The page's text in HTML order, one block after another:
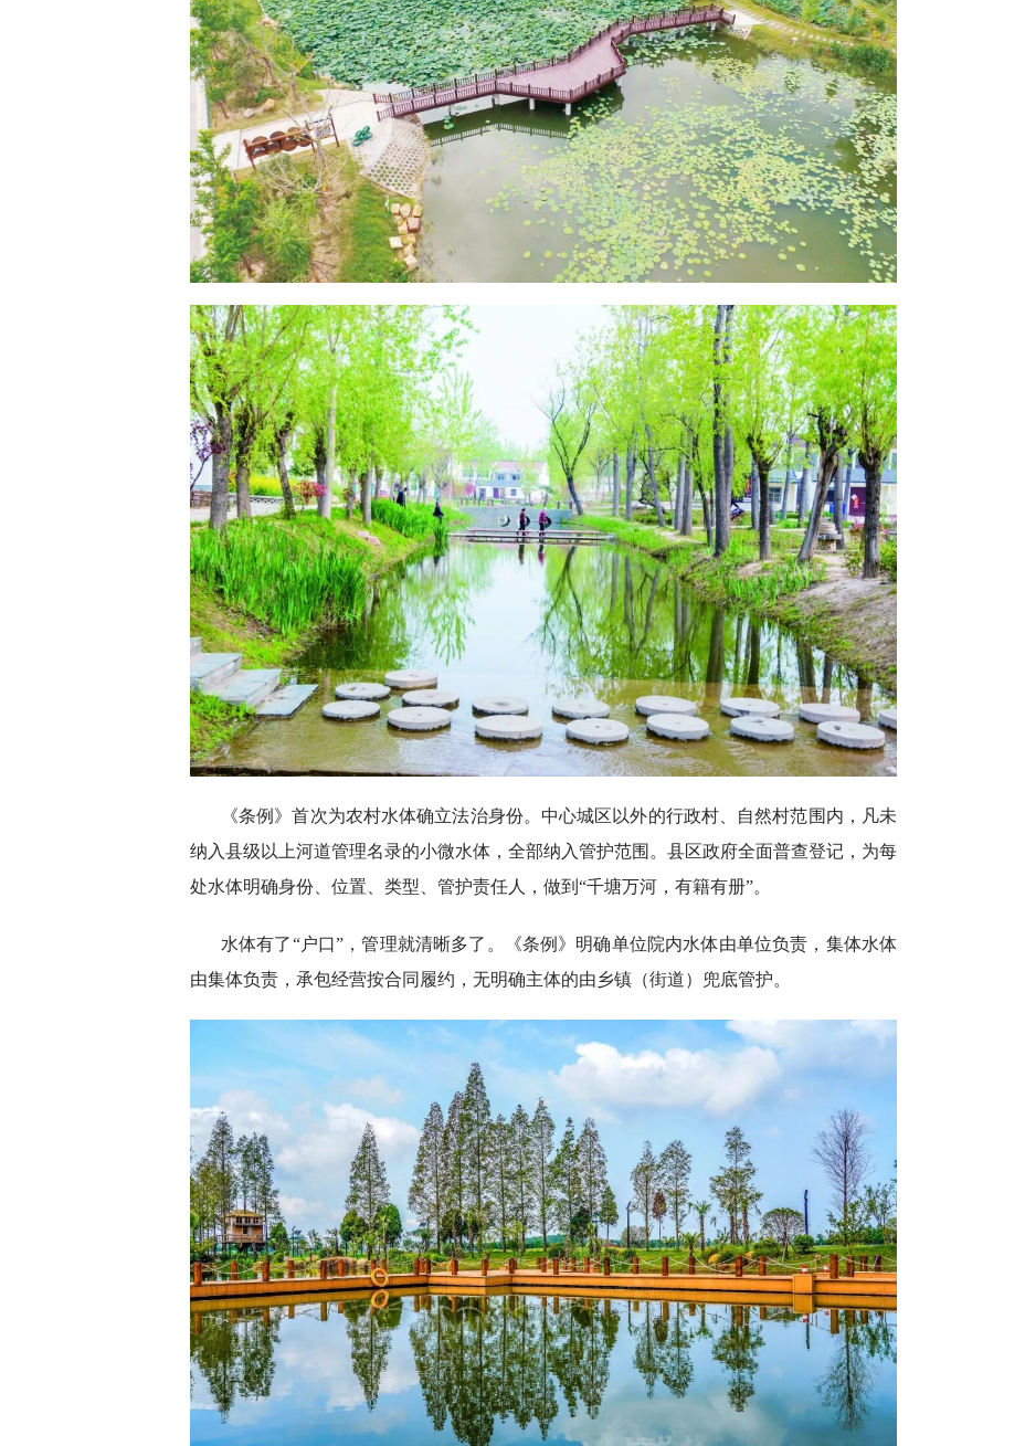
《条例》首次为农村水体确立法治身份。中心城区以外的行政村、自然村范围内，凡未
纳入县级以上河道管理名录的小微水体，全部纳入管护范围。县区政府全面普查登记，为每
处水体明确身份、位置、类型、管护责任人，做到“千塘万河，有籍有册”。
水体有了“户口”，管理就清晰多了。《条例》明确单位院内水体由单位负责，集体水体
由集体负责，承包经营按合同履约，无明确主体的由乡镇（街道）兜底管护。